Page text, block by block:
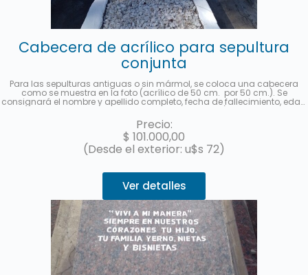
Cabecera de acrílico para sepultura
conjunta
Para las sepulturas antiguas o sin mármol, se coloca una cabecera
como se muestra en la foto (acrílico de 50 cm. por 50 cm.). Se
consignará el nombre y apellido completo, fecha de fallecimiento, edad
sepultura) de cada fallecido. Se enviará una foto una vez finalizado el
trabajo. Hasta 3 cuotas sin interés con MercadoPago.
Precio:
$ 101.000,00
(Desde el exterior: u$s 72)
Ver detalles